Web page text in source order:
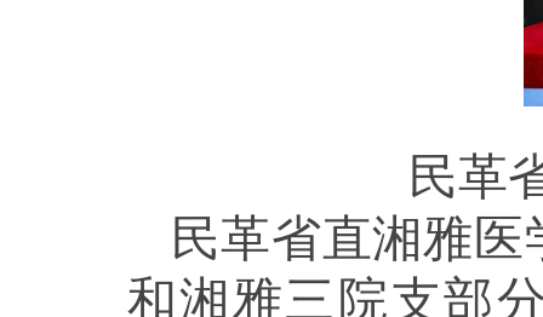
民革
民革省直湘雅
和湘雅三院支部